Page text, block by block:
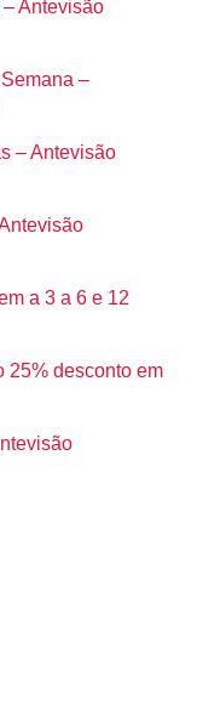
Antevisão
–
– Antevisão
a 3 a 6 e 12
25% desconto em